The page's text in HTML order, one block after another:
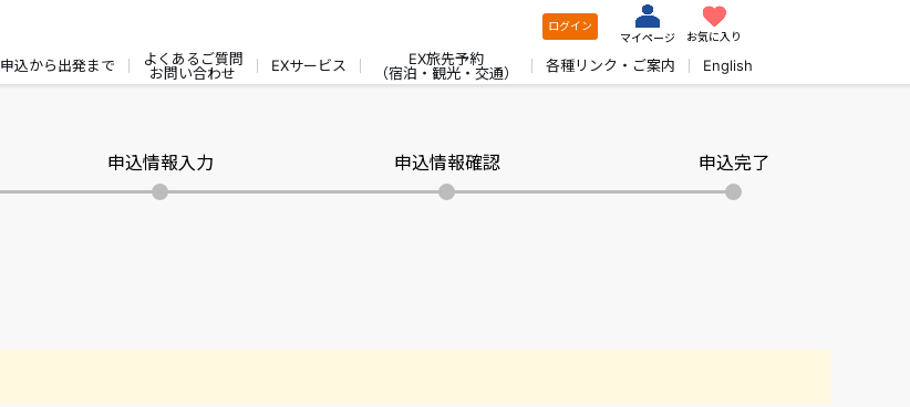
ログイン
マイページ
お気に入り
申込から出発まで
よくあるご質問
お問い合わせ
EXサービス
EX旅先予約
（宿泊・観光・交通）
各種リンク・ご案内 English
申込情報入力 申込情報確認 申込完了